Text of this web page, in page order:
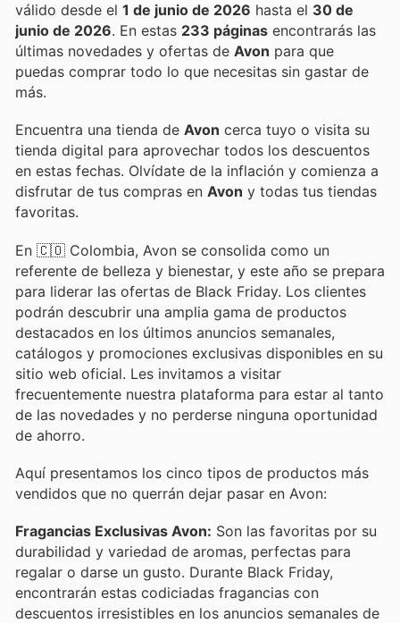
válido desde el 1 de junio de 2026 hasta el 30 de
junio de 2026 . En estas 233 páginas encontrarás las
últimas novedades y ofertas de Avon para que
puedas comprar todo lo que necesitas sin gastar de
más.
Encuentra una tienda de Avon cerca tuyo o visita su
tienda digital para aprovechar todos los descuentos
en estas fechas. Olvídate de la inflación y comienza a
disfrutar de tus compras en Avon y todas tus tiendas
favoritas.
En 🇨🇴 Colombia, Avon se consolida como un
referente de belleza y bienestar, y este año se prepara
para liderar las ofertas de Black Friday. Los clientes
podrán descubrir una amplia gama de productos
destacados en los últimos anuncios semanales,
catálogos y promociones exclusivas disponibles en su
sitio web oficial. Les invitamos a visitar
frecuentemente nuestra plataforma para estar al tanto
de las novedades y no perderse ninguna oportunidad
de ahorro.
Aquí presentamos los cinco tipos de productos más
vendidos que no querrán dejar pasar en Avon:
Fragancias Exclusivas Avon: Son las favoritas por su
durabilidad y variedad de aromas, perfectas para
regalar o darse un gusto. Durante Black Friday,
encontrarán estas codiciadas fragancias con
descuentos irresistibles en los anuncios semanales de